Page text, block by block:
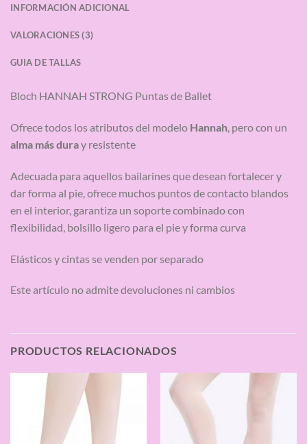
INFORMACIÓN ADICIONAL
VALORACIONES (3)
GUIA DE TALLAS
Bloch HANNAH STRONG Puntas de Ballet
Ofrece todos los atributos del modelo Hannah, pero con un
alma más duray resistente
Adecuada para aquellos bailarines que desean fortalecer y
dar forma al pie, ofrece muchos puntos de contacto blandos
en el interior, garantiza un soporte combinado con
flexibilidad, bolsillo ligero para el pie y forma curva
Elásticos y cintas se venden por separado
Este artículo no admite devoluciones ni cambios
PRODUCTOS RELACIONADOS